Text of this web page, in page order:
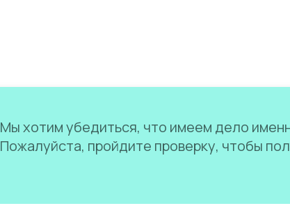
Мы хотим убедиться, что имеем дело
Пожалуйста, пройдите проверку, чтобы